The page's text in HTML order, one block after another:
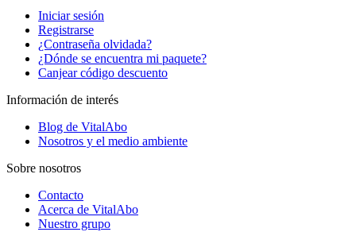
Iniciar sesión
Registrarse
¿Contraseña olvidada?
¿Dónde se encuentra mi paquete?
Canjear código descuento
Información de interés
Blog de VitalAbo
Nosotros y el medio ambiente
Sobre nosotros
Contacto
Acerca de VitalAbo
Nuestro grupo